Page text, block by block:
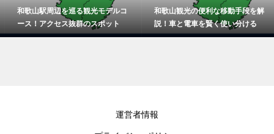
和歌山駅周辺を巡る観光モデルコ
ース！アクセス抜群のスポット
和歌山観光の便利な移動手段を解
説！車と電車を賢く使い分ける
運営者情報